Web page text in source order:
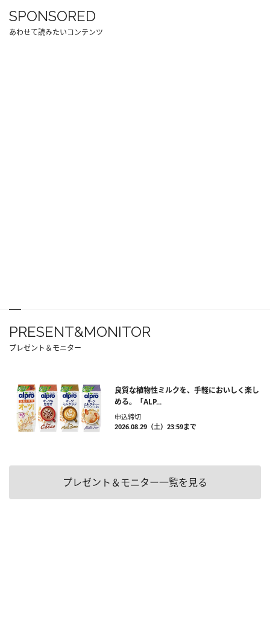
SPONSORED
あわせて読みたいコンテンツ
PRESENT&MONITOR
プレゼント＆モニター
良質な植物性ミルクを、手軽においしく楽し
める。「ALP...
申込締切
2026.08.29（土）23:59まで
プレゼント＆モニター一覧を見る